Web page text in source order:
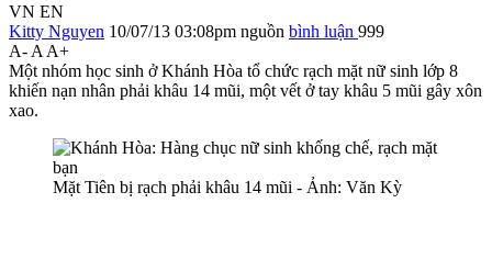
VN EN
Kitty Nguyen 10/07/13 03:08pm nguồn bình luận 999
A- A A+
Một nhóm học sinh ở Khánh Hòa tổ chức rạch mặt nữ sinh lớp 8
khiến nạn nhân phải khâu 14 mũi, một vết ở tay khâu 5 mũi gây xôn
xao.
Mặt Tiên bị rạch phải khâu 14 mũi - Ảnh: Văn Kỳ